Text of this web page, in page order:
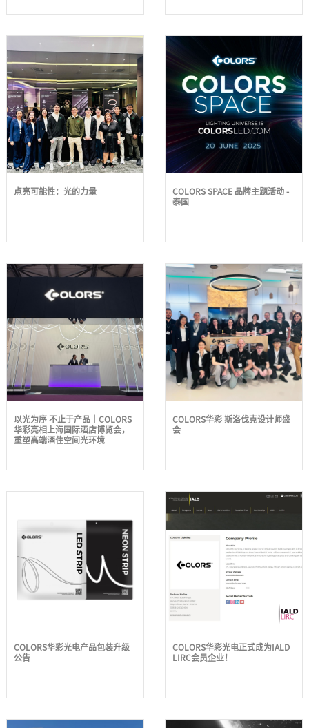
点亮可能性：光的力量
COLORS SPACE 品牌主题活动 -
泰国
以光为序 不止于产品｜COLORS
华彩亮相上海国际酒店博览会，
重塑高端酒住空间光环境
COLORS华彩 斯洛伐克设计师盛
会
COLORS华彩光电产品包装升级
公告
COLORS华彩光电正式成为IALD
LIRC会员企业！